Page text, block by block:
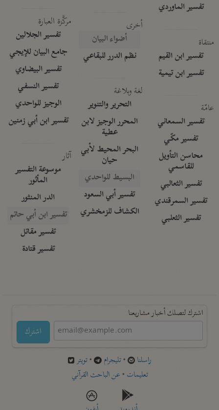
تفسير الماوردي
منتقاة
تفسير ابن القيم
تفسير ابن تيمية
عامّة
تفسير السمعاني
تفسير مكّي
محاسن التأويل
للقاسمي
تفسير الثعالبي
تفسير السمرقندي
تفسير الثعلبي
أخرى
أضواء البيان
نظم الدرر للبقاعي
لغة وبلاغة
التحرير والتنوير
المحرر الوجيز لابن
عطية
البحر المحيط لأبي
حيان
البسيط للواحدي
تفسير أبي السعود
الكشاف للزمخشري
مركَّزة العبارة
تفسير الجلالين
جامع البيان للإيجي
تفسير البيضاوي
تفسير النسفي
الوجيز للواحدي
تفسير ابن أبي زمنين
آثار
موسوعة التفسير
المأثور
الدر المنثور
تفسير ابن أبي حاتم
تفسير مقاتل
تفسير قتادة
اشترك لتصلك أخبار مشاريعنا
اشترك
راسلنا •تليجرام •تويتر
تعليمات •عن الباحث القرآني